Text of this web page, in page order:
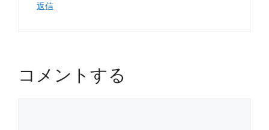
返信
コメントする